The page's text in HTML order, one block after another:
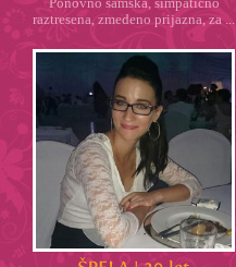
raztresena, zmedeno prijazna, za ...